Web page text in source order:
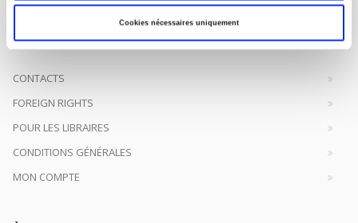
Cookies nécessaires uniquement
Presses de Sciences Po participent depuis leur création en 1976
à la transmission des savoirs et des idéescontinuer
CONTACTS
FOREIGN RIGHTS
POUR LES LIBRAIRES
CONDITIONS GÉNÉRALES
MON COMPTE